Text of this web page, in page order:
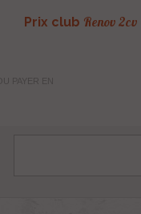
Prix club Renov 2cv
OU PAYER EN